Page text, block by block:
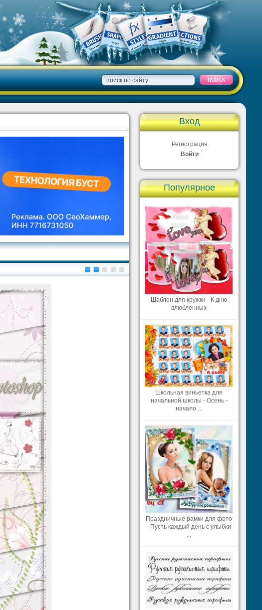
Вход
Регистрация
Войти
Популярное
Шаблон для кружки - К дню
влюбленных
Школьная виньетка для
начальной школы - Осень -
начало ...
Праздничные рамки для фото
- Пусть каждый день с улыбки
...